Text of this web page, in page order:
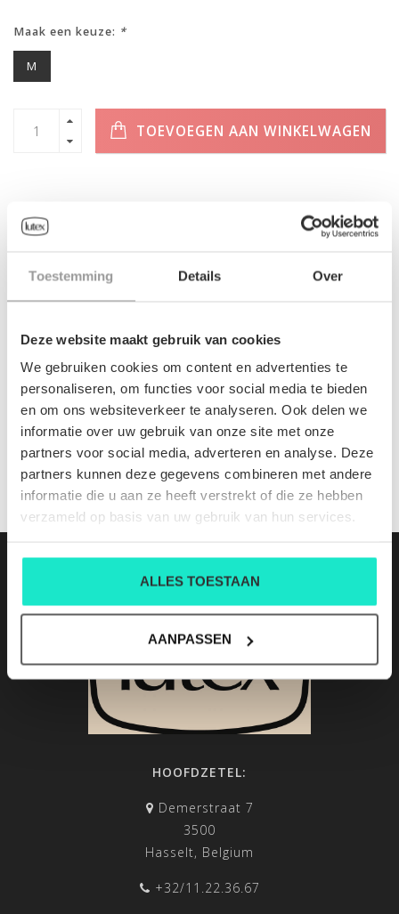
Toestemming Details Over
Deze website maakt gebruik van cookies
We gebruiken cookies om content en advertenties te
personaliseren, om functies voor social media te bieden
en om ons websiteverkeer te analyseren. Ook delen we
informatie over uw gebruik van onze site met onze
partners voor social media, adverteren en analyse. Deze
partners kunnen deze gegevens combineren met andere
informatie die u aan ze heeft verstrekt of die ze hebben
verzameld op basis van uw gebruik van hun services.
ALLES TOESTAAN
AANPASSEN
Maak een keuze: *
M
TOEVOEGEN AAN WINKELWAGEN
JACK STRETCH NYLON JERSEY BLUE INSIGNIA
Nog niet gewaardeerd
0 sterren op basis van 0 beoordelingen
JE BEOORDELING TOEVOEGEN
HOOFDZETEL:
Demerstraat 7
3500
Hasselt, Belgium
+32/11.22.36.67